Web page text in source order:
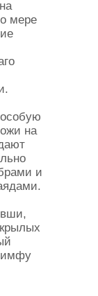
мере
на
и